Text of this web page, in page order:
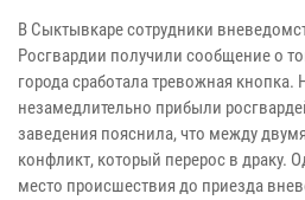
В Сыктывкаре сотрудники
Росгвардии получили сообщение о
города сработала тревожная
незамедлительно прибыли
заведения пояснила, что между
конфликт, который перерос в драку.
место происшествия до приезда